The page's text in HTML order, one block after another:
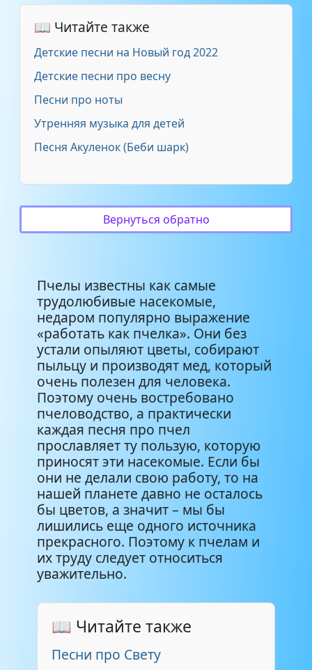
Детские псалмы - Пчелка 1:59
Детские современные -
Пчёлка
Любовь Волкова - Пчелка-
детская песенка
Наталья Иванова. - Детская
Новые детские песни - Пчёлка
0:07
📖 Читайте также
Детские песни на Новый год 2022
Детские песни про весну
Песни про ноты
Утренняя музыка для детей
Песня Акуленок (Беби шарк)
Вернуться обратно
Пчелы известны как самые
трудолюбивые насекомые,
недаром популярно выражение
«работать как пчелка». Они без
устали опыляют цветы, собирают
пыльцу и производят мед, который
очень полезен для человека.
Поэтому очень востребовано
пчеловодство, а практически
каждая песня про пчел
прославляет ту пользую, которую
приносят эти насекомые. Если бы
они не делали свою работу, то на
нашей планете давно не осталось
бы цветов, а значит – мы бы
лишились еще одного источника
прекрасного. Поэтому к пчелам и
их труду следует относиться
уважительно.
📖 Читайте также
Песни про Свету